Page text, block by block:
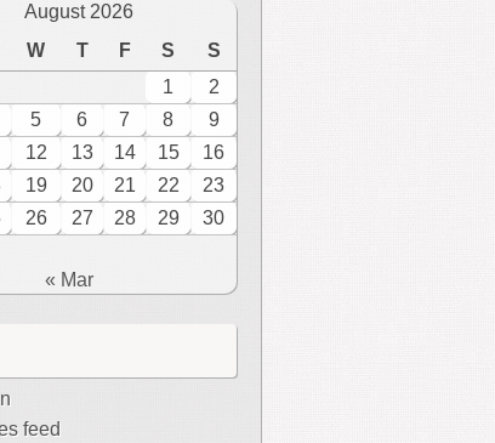
August 2026
W T F S
S
1
2
5 6 7 8
9
12 13 14 15
16
19 20 21 22
23
26 27 28 29
30
« Mar
feed